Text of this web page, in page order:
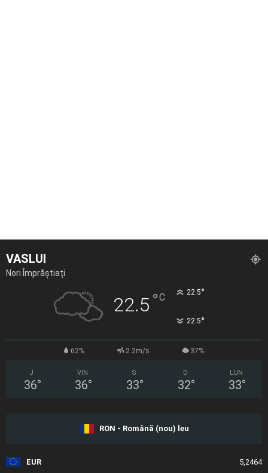
VASLUI
Nori Împrăștiați
22.5 °C 22.5°
22.5°
62% 2.2m/s 37%
J
36°
VIN
36°
S
33°
D
32°
LUN
33°
RON - Română (nou) leu
EUR 5,2464